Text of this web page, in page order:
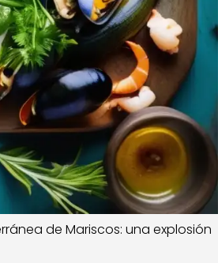
de Mariscos: una explosión